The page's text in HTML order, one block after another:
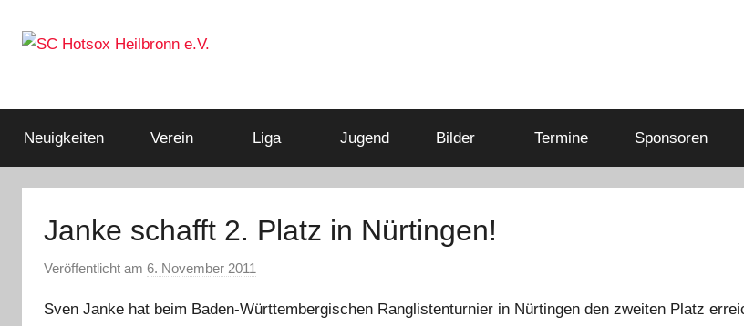
Inhalt
Hotsox
Heilbronn
e.V.
Neuigkeiten Verein Liga Jugend Bilder Termine Sponsoren
Janke schafft 2. Platz in Nürtingen!
Veröffentlicht am 6. November 2011
n
Sven Janke hat beim Baden-Württembergischen Ranglistenturnier in Nürtingen den zweiten Platz